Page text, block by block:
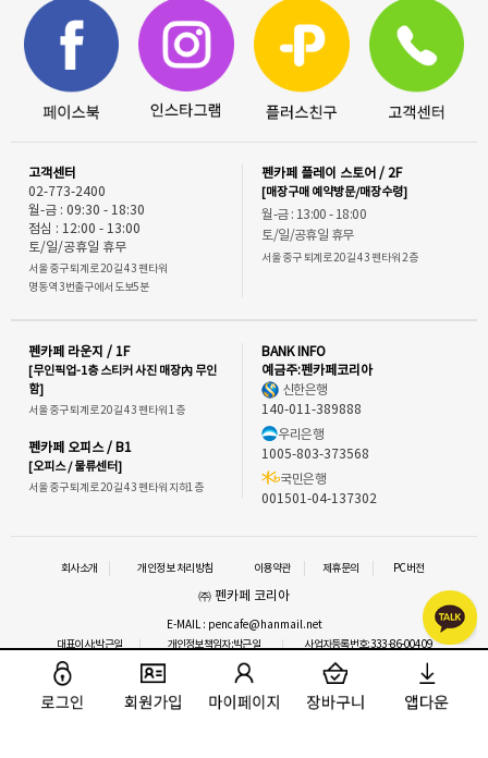
고객센터
02-773-2400
월-금 : 09:30 - 18:30
점심 : 12:00 - 13:00
토/일/공휴일 휴무
서울 중구 퇴계로 20길 43 펜타워
명동역 3번출구에서 도보5분
펜카페 플레이 스토어 / 2F
[매장구매 예약방문/매장수령]
월-금 : 13:00 - 18:00
토/일/공휴일 휴무
서울 중구 퇴계로 20길 43 펜타워 2층
펜카페 라운지 / 1F
[무인픽업-1층 스티커 사진 매장內 무인
함]
서울 중구 퇴계로 20길 43 펜타워 1층
펜카페 오피스 / B1
[오피스 / 물류센터]
서울 중구 퇴계로 20길 43 펜타워 지하1층
BANK INFO
예금주:펜카페코리아
신한은행
140-011-389888
우리은행
1005-803-373568
국민은행
001501-04-137302
회사소개 개인정보 처리방침 이용약관 제휴문의 PC버전
㈜ 펜카페 코리아
E-MAIL : pencafe@hanmail.net
대표이사:박근일
개인정보책임자:박근일
사업자등록번호:333-86-00409
통신판매업신고 : 2016-서울중구-1292
사업자정보확인 이메일 문의